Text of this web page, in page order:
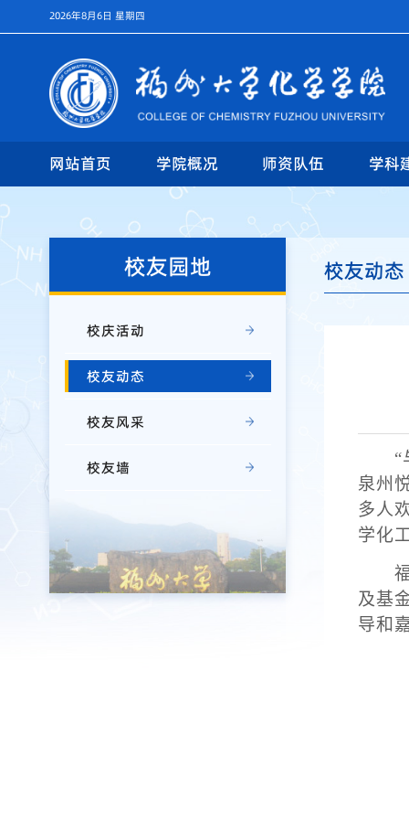
2026年8月6日 星期四
网站首页 学院概况 师资队伍 学科
校友园地
校庆活动
校友动态
校友风采
校友墙
校友动态
“
泉州
多人
学化
及基
导和